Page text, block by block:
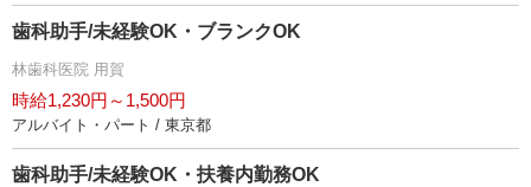
歯科助手/未経験OK・ブランクOK
林歯科医院 用賀
時給1,230円～1,500円
アルバイト・パート / 東京都
歯科助手/未経験OK・扶養内勤務OK